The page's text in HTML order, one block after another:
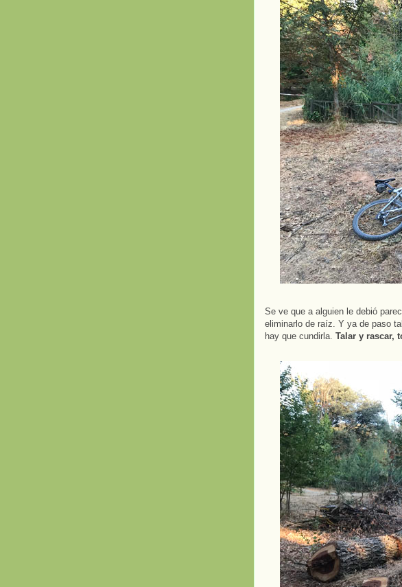
Se ve que a alguien le debió
eliminarlo de raíz. Y ya de paso
hay que cundirla. Talar y rascar,